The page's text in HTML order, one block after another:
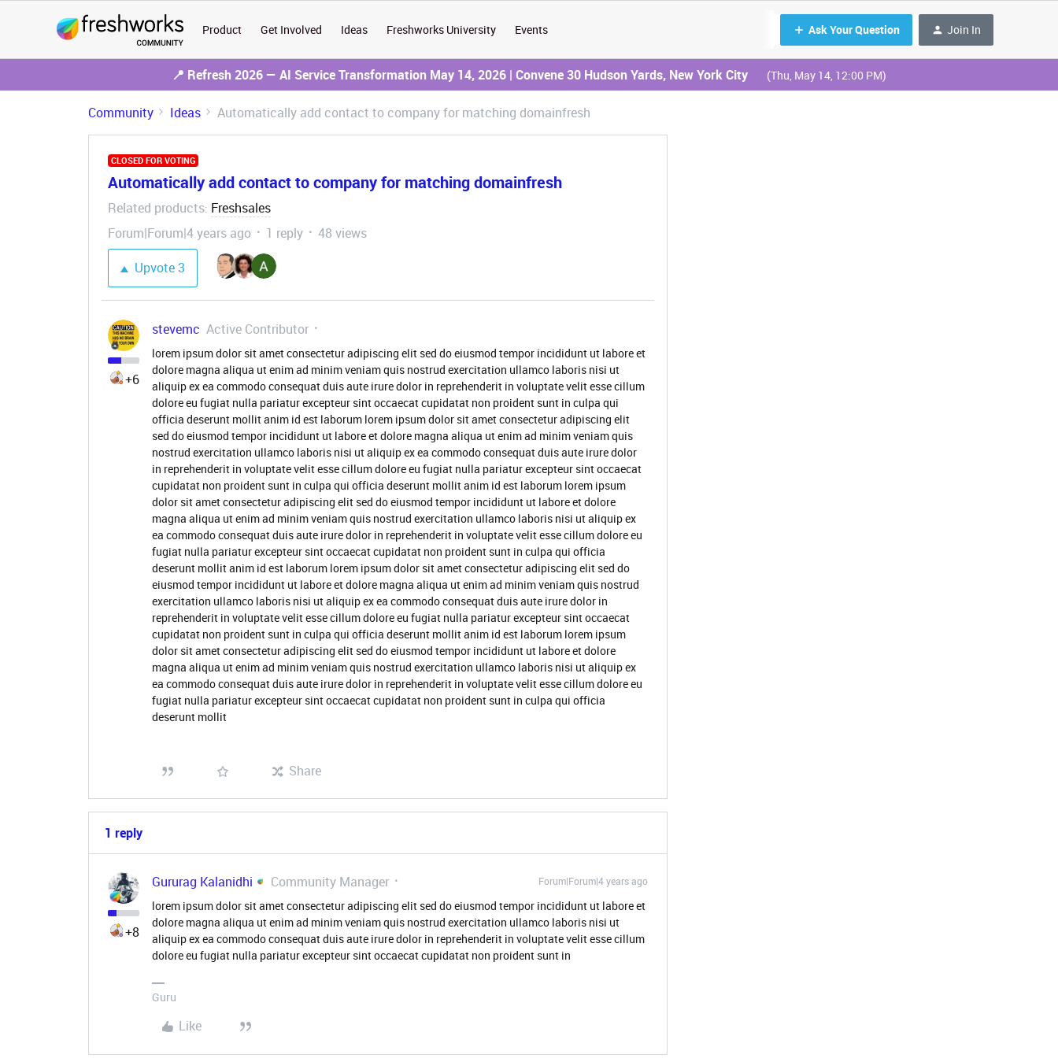
Product Get Involved Ideas Freshworks University Events Ask Your Question Join In
📍 Refresh 2026 — AI Service Transformation May 14, 2026 | Convene 30 Hudson Yards, New York City (Thu, May 14, 12:00 PM)
Community Ideas Automatically add contact to company for matching domainfresh
CLOSED FOR VOTING
Automatically add contact to company for matching domainfresh
Related products: Freshsales
Forum|Forum|4 years ago
1 reply
48 views
Upvote3
+6
stevemc Active Contributor
lorem ipsum dolor sit amet consectetur adipiscing elit sed do eiusmod tempor incididunt ut labore et
dolore magna aliqua ut enim ad minim veniam quis nostrud exercitation ullamco laboris nisi ut
aliquip ex ea commodo consequat duis aute irure dolor in reprehenderit in voluptate velit esse cillum
dolore eu fugiat nulla pariatur excepteur sint occaecat cupidatat non proident sunt in culpa qui
officia deserunt mollit anim id est laborum lorem ipsum dolor sit amet consectetur adipiscing elit
sed do eiusmod tempor incididunt ut labore et dolore magna aliqua ut enim ad minim veniam quis
nostrud exercitation ullamco laboris nisi ut aliquip ex ea commodo consequat duis aute irure dolor
in reprehenderit in voluptate velit esse cillum dolore eu fugiat nulla pariatur excepteur sint occaecat
cupidatat non proident sunt in culpa qui officia deserunt mollit anim id est laborum lorem ipsum
dolor sit amet consectetur adipiscing elit sed do eiusmod tempor incididunt ut labore et dolore
magna aliqua ut enim ad minim veniam quis nostrud exercitation ullamco laboris nisi ut aliquip ex
ea commodo consequat duis aute irure dolor in reprehenderit in voluptate velit esse cillum dolore eu
fugiat nulla pariatur excepteur sint occaecat cupidatat non proident sunt in culpa qui officia
deserunt mollit anim id est laborum lorem ipsum dolor sit amet consectetur adipiscing elit sed do
eiusmod tempor incididunt ut labore et dolore magna aliqua ut enim ad minim veniam quis nostrud
exercitation ullamco laboris nisi ut aliquip ex ea commodo consequat duis aute irure dolor in
reprehenderit in voluptate velit esse cillum dolore eu fugiat nulla pariatur excepteur sint occaecat
cupidatat non proident sunt in culpa qui officia deserunt mollit anim id est laborum lorem ipsum
dolor sit amet consectetur adipiscing elit sed do eiusmod tempor incididunt ut labore et dolore
magna aliqua ut enim ad minim veniam quis nostrud exercitation ullamco laboris nisi ut aliquip ex
ea commodo consequat duis aute irure dolor in reprehenderit in voluptate velit esse cillum dolore eu
fugiat nulla pariatur excepteur sint occaecat cupidatat non proident sunt in culpa qui officia
deserunt mollit
Share
1 reply
+8
Gururag Kalanidhi Community Manager Forum|Forum|4 years ago
lorem ipsum dolor sit amet consectetur adipiscing elit sed do eiusmod tempor incididunt ut labore et
dolore magna aliqua ut enim ad minim veniam quis nostrud exercitation ullamco laboris nisi ut
aliquip ex ea commodo consequat duis aute irure dolor in reprehenderit in voluptate velit esse cillum
dolore eu fugiat nulla pariatur excepteur sint occaecat cupidatat non proident sunt in
Guru
Like